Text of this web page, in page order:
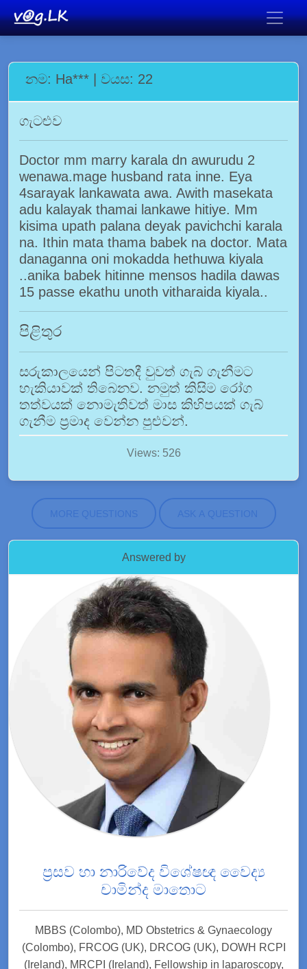
නම: Ha*** | වයස: 22
ගැටළුව
Doctor mm marry karala dn awurudu 2
wenawa.mage husband rata inne. Eya
4sarayak lankawata awa. Awith masekata
adu kalayak thamai lankawe hitiye. Mm
kisima upath palana deyak pavichchi karala
na. Ithin mata thama babek na doctor. Mata
danaganna oni mokadda hethuwa kiyala
..anika babek hitinne mensos hadila dawas
15 passe ekathu unoth vitharaida kiyala..
පිළිතුර
සරුකාලයෙන් පිටතදී වුවත් ගැබ් ගැනීමට
හැකියාවක් තිබෙනව. නමුත් කිසිම රෝග
තත්වයක් නොමැතිවත් මාස කිහිපයක් ගැබ්
ගැනීම ප්‍රමාද වෙන්න පුළුවන්.
Views: 526
MORE QUESTIONS ASK A QUESTION
Answered by
ප්‍රසව හා නාරිවේද විශේෂඥ වෛද්‍ය
චාමින්ද මාතොට
MBBS (Colombo), MD Obstetrics & Gynaecology
(Colombo), FRCOG (UK), DRCOG (UK), DOWH RCPI
(Ireland), MRCPI (Ireland), Fellowship in laparoscopy,